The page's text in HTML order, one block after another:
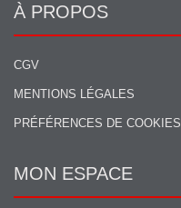
À PROPOS
CGV
MENTIONS LÉGALES
PRÉFÉRENCES DE COOKIES
MON ESPACE